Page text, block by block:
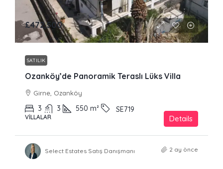
£472,500
SATILIK
Ozanköy’de Panoramik Teraslı Lüks Villa
Girne, Ozanköy
3 3 550 m² SE719
VILLALAR Details
Select Estates Satış Danışmanı 2 ay önce